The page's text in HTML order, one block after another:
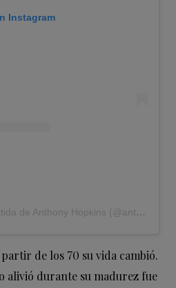
Instagram
Una publicación compartida de Anthony Hopkins (@anthonyhopkins)
de los 70 su vida cambió.
alivió durante su madurez fue